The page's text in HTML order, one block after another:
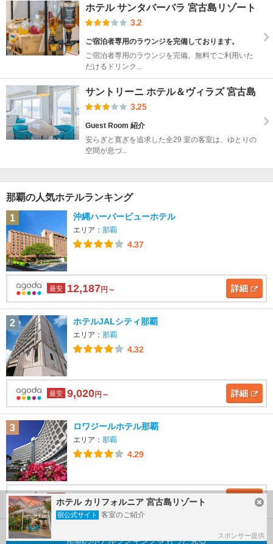
ホテル サンタバーバラ 宮古島リゾート
3.2
ご宿泊者専用のラウンジを完備しております。
ご宿泊者専用のラウンジを完備。無料でご利用いた
だけるドリンク...
サントリーニ ホテル＆ヴィラズ 宮古島
3.25
Guest Room 紹介
安らぎと寛ぎを追求した全29 室の客室は、ゆとりの
空間が息づ...
那覇の人気ホテルランキング
1
沖縄ハーバービューホテル
エリア： 那覇
4.37
最安 12,187円～ 詳細
2 ホテルJALシティ那覇
エリア： 那覇
4.32
最安 9,020円～ 詳細
3 ロワジールホテル那覇
エリア： 那覇
4.29
最安 8,576 円～
那覇のホテルランキングをもっと見る
ホテル カリフォルニア 宮古島リゾート
宿公式サイト 客室のご紹介
スポンサー提供